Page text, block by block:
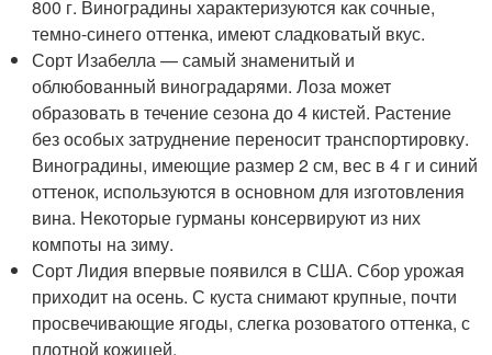
800 г. Виноградины характеризуются как сочные,
темно-синего оттенка, имеют сладковатый вкус.
Сорт Изабелла — самый знаменитый и
облюбованный виноградарями. Лоза может
образовать в течение сезона до 4 кистей. Растение
без особых затруднение переносит транспортировку.
Виноградины, имеющие размер 2 см, вес в 4 г и синий
оттенок, используются в основном для изготовления
вина. Некоторые гурманы консервируют из них
компоты на зиму.
Сорт Лидия впервые появился в США. Сбор урожая
приходит на осень. С куста снимают крупные, почти
просвечивающие ягоды, слегка розоватого оттенка, с
плотной кожицей.